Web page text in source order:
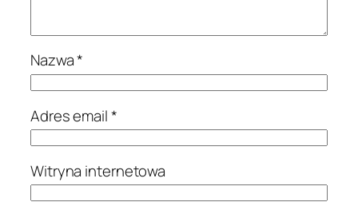
Nazwa*
Adres email*
Witryna internetowa